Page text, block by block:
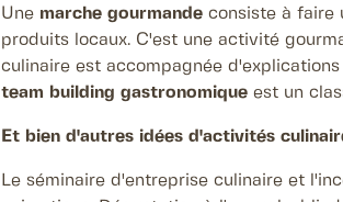
Une marche gourmande consiste à faire
produits locaux. C'est une activité
culinaire est accompagnée
team building gastronomique est un
Et bien d'autres idées d'activités
Le séminaire d'entreprise culinaire et